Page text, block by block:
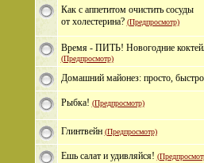
Как с аппетитом очистить сосуды
от холестерина? (Предпросмотр)
Время - ПИТЬ! Новогодние
(Предпросмотр)
Домашний майонез: просто,
Рыбка! (Предпросмотр)
Глинтвейн (Предпросмотр)
Ешь салат и удивляйся!